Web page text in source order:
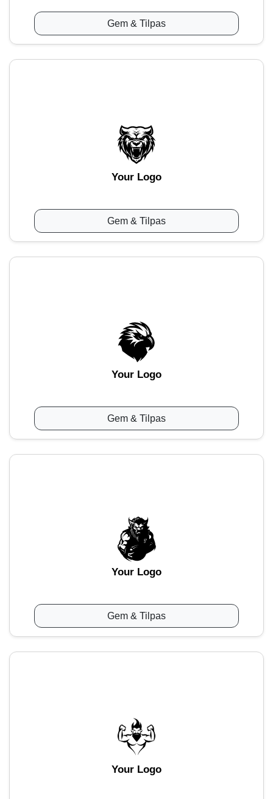
Gem & Tilpas
Your Logo
Gem & Tilpas
Your Logo
Gem & Tilpas
Your Logo
Gem & Tilpas
Your Logo